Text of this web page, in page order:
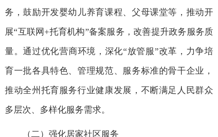
务，鼓励开发婴幼儿养育课程、父母课堂等，推动开
展“互联网+托育机构”备案服务，改善提升政务服务质
量。通过优化营商环境，深化“放管服”改革，力争培
育一批各具特色、管理规范、服务标准的骨干企业，
推动全州托育服务行业健康发展，不断满足人民群众
多层次、多样化服务需求。
（二）强化居家社区服务